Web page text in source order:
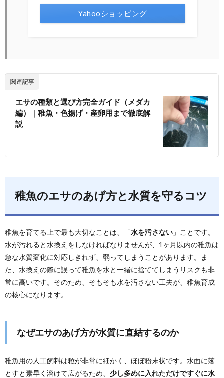
Yahooショッピング
関連記事
エサの種類と選び方完全ガイド（メダカ
編）｜稚魚・色揚げ・産卵用まで徹底解
説
稚魚のエサのあげ方と水質を守るコツ
稚魚を育てる上で最も大切なことは、「水を汚さない 」ことです。
水が汚れると水換えをしなければなりませんが、1ヶ月以内の稚魚は
急な水質変化に対応しきれず、弱ってしまうことがあります。ま
た、水換えの際に誤って稚魚を水と一緒に捨ててしまうリスクも非
常に高いです。そのため、そもそも水を汚さない工夫が、稚魚育成
の核心になります。
なぜエサのあげ方が水質に直結するのか
稚魚用の人工飼料は粒が非常に細かく、ほぼ粉末状です。水面に落
とすと素早く溶けて広がるため、 少し多めに入れただけですぐに水